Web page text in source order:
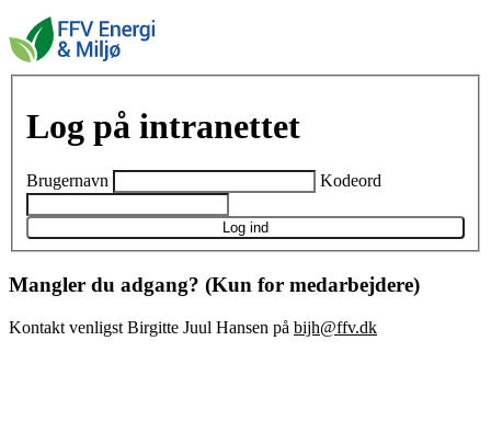
Log på intranettet
Brugernavn Kodeord
Log ind
Mangler du adgang? (Kun for medarbejdere)
Kontakt venligst Birgitte Juul Hansen på bijh@ffv.dk